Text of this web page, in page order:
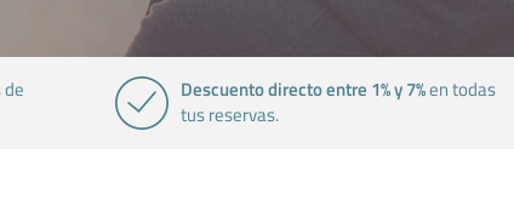
Descuento directo entre 1% y 7%en todas
tus reservas.